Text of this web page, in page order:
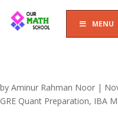
MENU
by Aminur Rahman Noor |
GRE Quant Preparation, IBA